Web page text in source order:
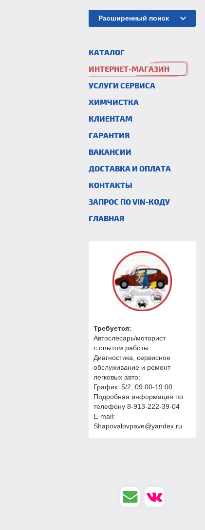
Расширенный поиск
КАТАЛОГ
ИНТЕРНЕТ-МАГАЗИН
УСЛУГИ СЕРВИСА
ХИМЧИСТКА
КЛИЕНТАМ
ГАРАНТИЯ
ВАКАНСИИ
ДОСТАВКА И ОПЛАТА
КОНТАКТЫ
ЗАПРОС ПО VIN-КОДУ
ГЛАВНАЯ
Требуется:
Автослесарь/моторист
с опытом работы:
Диагностика, сервисное
обслуживание и ремонт
легковых авто;
График: 5/2, 09:00-19:00.
Подробная информация по
телефону 8-913-222-39-04
E-mail:
Shapovalovpave@yandex.ru